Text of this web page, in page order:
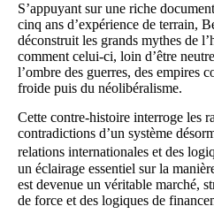
S’appuyant sur une riche
cinq ans d’expérience de terrain,
déconstruit les grands mythes de
comment celui-ci, loin d’être
l’ombre des guerres, des empires
froide puis du néolibéralisme.
Cette contre-histoire interroge les
contradictions d’un système
relations internationales et des
un éclairage essentiel sur la
est devenue un véritable marché,
de force et des logiques de